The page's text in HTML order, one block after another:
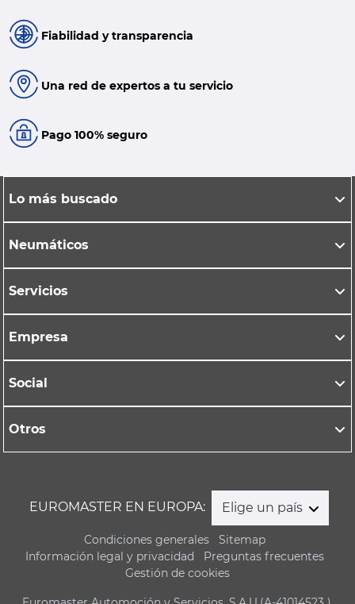
Fiabilidad y transparencia
Una red de expertos a tu servicio
Pago 100% seguro
Lo más buscado
Neumáticos
Servicios
Empresa
Social
Otros
EUROMASTER EN EUROPA: Elige un país
Condiciones generales
Sitemap
Información legal y privacidad
Preguntas frecuentes
Gestión de cookies